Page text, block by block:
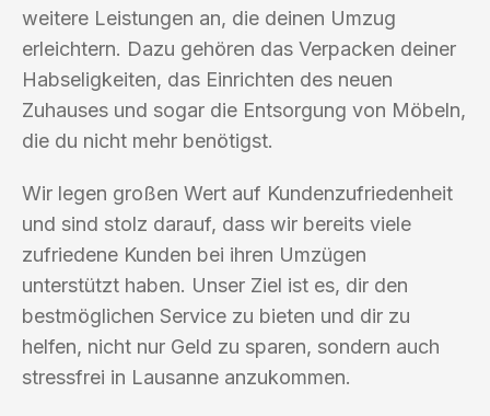
weitere Leistungen an, die deinen Umzug
erleichtern. Dazu gehören das Verpacken deiner
Habseligkeiten, das Einrichten des neuen
Zuhauses und sogar die Entsorgung von Möbeln,
die du nicht mehr benötigst.
Wir legen großen Wert auf Kundenzufriedenheit
und sind stolz darauf, dass wir bereits viele
zufriedene Kunden bei ihren Umzügen
unterstützt haben. Unser Ziel ist es, dir den
bestmöglichen Service zu bieten und dir zu
helfen, nicht nur Geld zu sparen, sondern auch
stressfrei in Lausanne anzukommen.